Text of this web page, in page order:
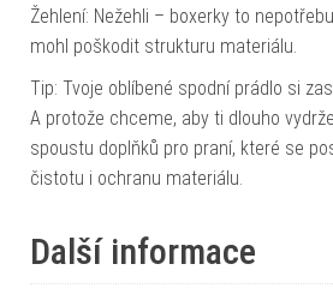
Žehlení: Nežehli – boxerky to
mohl poškodit strukturu materiálu.
Tip: Tvoje oblíbené spodní prádlo si
A protože chceme, aby ti dlouho
spoustu doplňků pro praní, které se
čistotu i ochranu materiálu.
Další informace